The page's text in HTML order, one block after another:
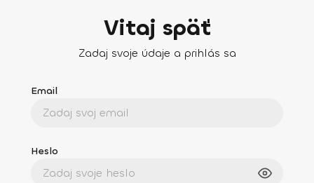
Vitaj späť
Zadaj svoje údaje a prihlás sa
Email
Heslo